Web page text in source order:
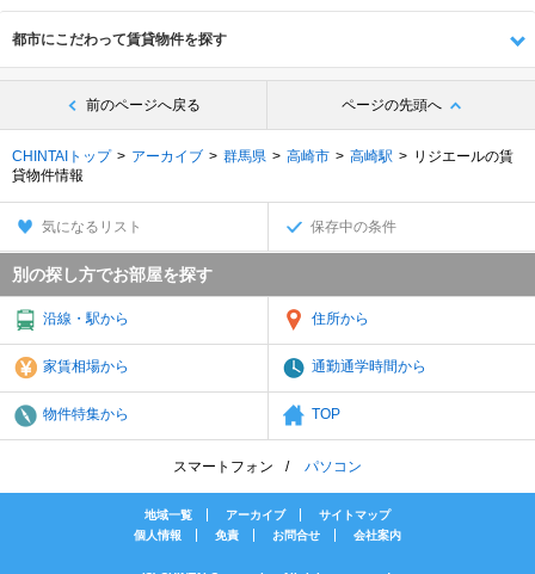
都市にこだわって賃貸物件を探す
前のページへ戻る ページの先頭へ
CHINTAIトップ アーカイブ 群馬県 高崎市 高崎駅
リジエールの賃
貸物件情報
気になるリスト 保存中の条件
別の探し方でお部屋を探す
沿線・駅から 住所から
家賃相場から 通勤通学時間から
物件特集から TOP
スマートフォン パソコン
地域一覧 アーカイブ
サイトマップ
個人情報
免責 お問合せ 会社案内